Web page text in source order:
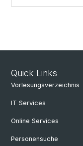
Quick Links
Vorlesungsverzeichnis
IT Services
Online Services
Personensuche